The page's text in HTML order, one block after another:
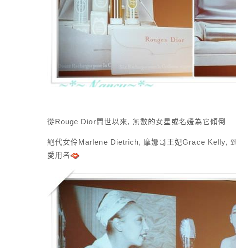
從Rouge Dior問世以來, 無數的女星或名媛為它傾倒
絕代女伶Marlene Dietrich, 摩娜哥王妃Grace Kelly,
愛用者